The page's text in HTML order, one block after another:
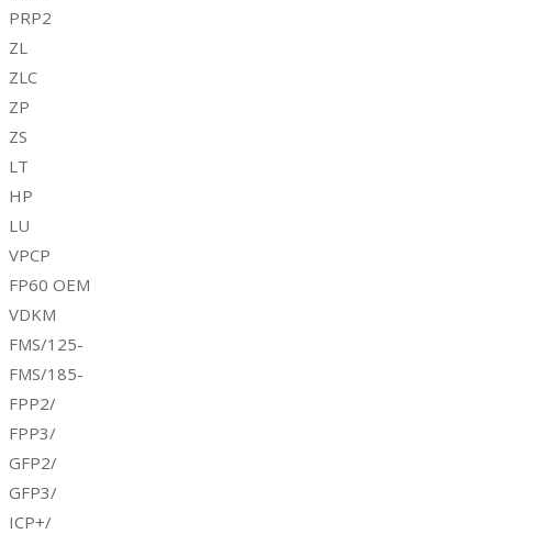
PRP2
ZL
ZLC
ZP
ZS
LT
HP
LU
VPCP
FP60 OEM
VDKM
FMS/125-
FMS/185-
FPP2/
FPP3/
GFP2/
GFP3/
ICP+/